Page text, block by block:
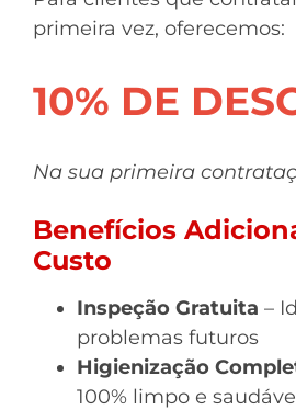
primeira vez, oferecemos:
10% DE
Na sua primeira
Benefícios
Custo
Inspeção Gratuita –
problemas futuros
Higienização
100% limpo e